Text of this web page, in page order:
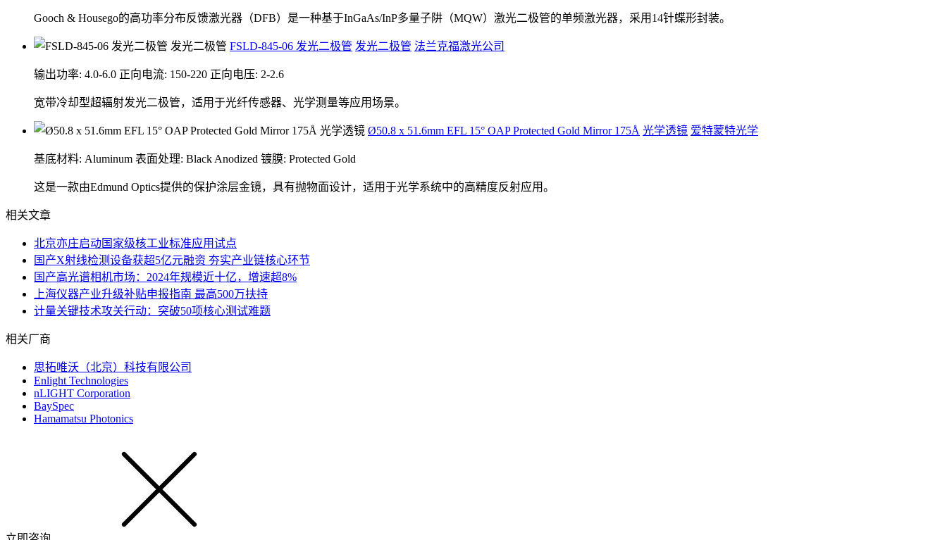
Gooch & Housego的高功率分布反馈激光器（DFB）是一种基于InGaAs/InP多量子阱（MQW）激光二极管的单频激光器，采用14针蝶形封装。
FSLD-845-06 发光二极管 发光二极管 法兰克福激光公司
输出功率: 4.0-6.0 正向电流: 150-220 正向电压: 2-2.6
宽带冷却型超辐射发光二极管，适用于光纤传感器、光学测量等应用场景。
Ø50.8 x 51.6mm EFL 15° OAP Protected Gold Mirror 175Å 光学透镜 爱特蒙特光学
基底材料: Aluminum 表面处理: Black Anodized 镀膜: Protected Gold
这是一款由Edmund Optics提供的保护涂层金镜，具有抛物面设计，适用于光学系统中的高精度反射应用。
相关文章
北京亦庄启动国家级核工业标准应用试点
国产X射线检测设备获超5亿元融资 夯实产业链核心环节
国产高光谱相机市场：2024年规模近十亿，增速超8%
上海仪器产业升级补贴申报指南 最高500万扶持
计量关键技术攻关行动：突破50项核心测试难题
相关厂商
思拓唯沃（北京）科技有限公司
Enlight Technologies
nLIGHT Corporation
BaySpec
Hamamatsu Photonics